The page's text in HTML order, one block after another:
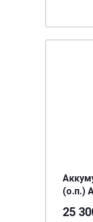
(о.п.)
25